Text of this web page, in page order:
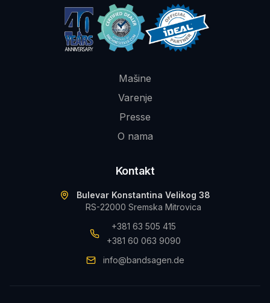
Mašine
Varenje
Presse
O nama
Kontakt
Bulevar Konstantina Velikog 38
RS-22000 Sremska Mitrovica
+381 63 505 415
+381 60 063 9090
info@bandsagen.de